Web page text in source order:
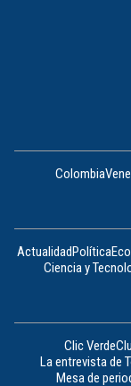
Colombia
ActualidadPolítica
Ciencia y
Clic Verde
La entrevista de
Mesa de